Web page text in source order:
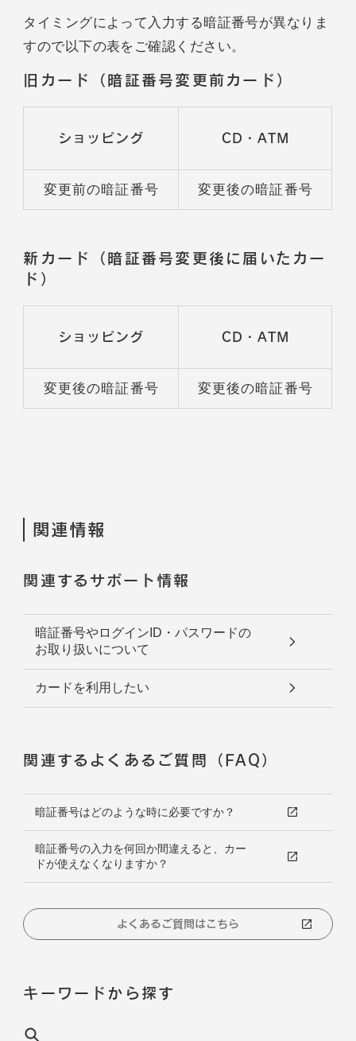
タイミングによって入力する暗証番号が異なりま
すので以下の表をご確認ください。
旧カード（暗証番号変更前カード）
ショッピング CD・ATM
変更前の暗証番号 変更後の暗証番号
新カード（暗証番号変更後に届いたカー
ド）
ショッピング CD・ATM
変更後の暗証番号 変更後の暗証番号
関連情報
関連するサポート情報
暗証番号やログインID・パスワードの
お取り扱いについて
カードを利用したい
関連するよくあるご質問（FAQ）
暗証番号はどのような時に必要ですか？
暗証番号の入力を何回か間違えると、カー
ドが使えなくなりますか？
よくあるご質問はこちら
キーワードから探す